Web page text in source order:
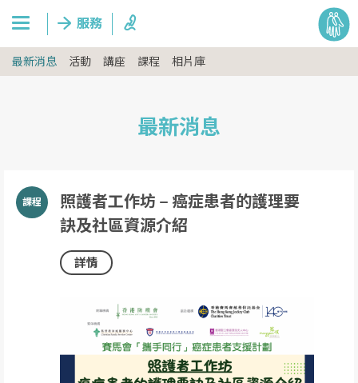
最新消息 活動 講座 課程 相片庫
最新消息
照護者工作坊 – 癌症患者的護理要
訣及社區資源介紹
詳情